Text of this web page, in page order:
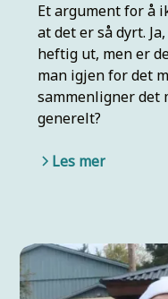
Et argument for å
at det er så dyrt.
heftig ut, men er
man igjen for det
sammenligner det
generelt?
Les mer